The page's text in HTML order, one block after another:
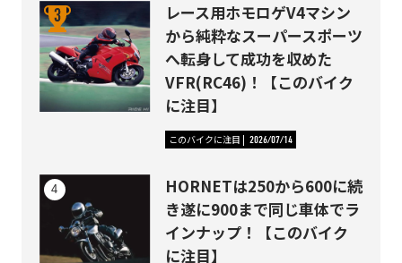
レース用ホモロゲV4マシン
から純粋なスーパースポーツ
へ転身して成功を収めた
VFR(RC46)！【このバイク
に注目】
このバイクに注目 2026/07/14
HORNETは250から600に続
き遂に900まで同じ車体でラ
インナップ！【このバイク
に注目】